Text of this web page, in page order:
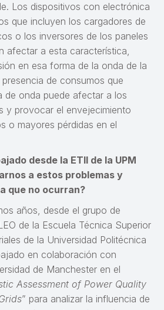
Los dispositivos con electrónica
que incluyen los cargadores de
o los inversores de los paneles
afectar a esta característica,
en esa forma de la onda de la
de consumos que
de onda puede afectar a los
y provocar el envejecimiento
o mayores pérdidas en el
desde la ETII de la UPM
a estos problemas y
que no ocurran?
años, desde el grupo de
de la Escuela Técnica Superior
de la Universidad Politécnica
en colaboración con
de Manchester en el
Assessment of Power Quality
” para analizar la influencia de